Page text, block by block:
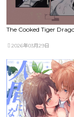
The Cooked Tiger
2026年03月29日